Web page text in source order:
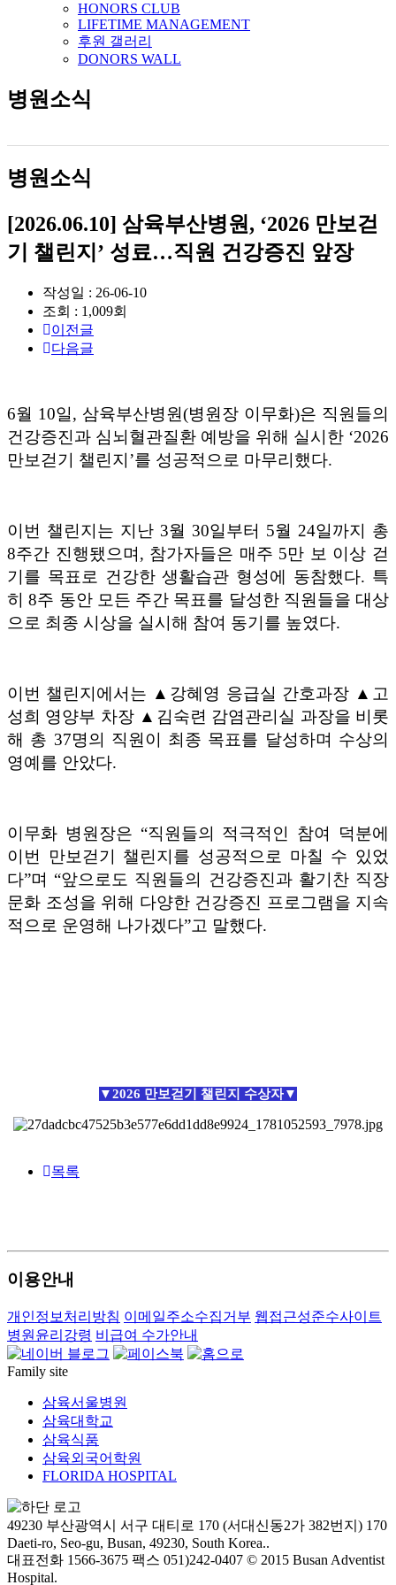
HONORS CLUB
LIFETIME MANAGEMENT
후원 갤러리
DONORS WALL
병원소식
병원소식
[2026.06.10] 삼육부산병원, ‘2026 만보걷
기 챌린지’ 성료…직원 건강증진 앞장
작성일 : 26-06-10
조회 : 1,009회
이전글
다음글
6월 10일, 삼육부산병원(병원장 이무화)은 직원들의
건강증진과 심뇌혈관질환 예방을 위해 실시한 ‘2026
만보걷기 챌린지’를 성공적으로 마무리했다.
이번 챌린지는 지난 3월 30일부터 5월 24일까지 총
8주간 진행됐으며, 참가자들은 매주 5만 보 이상 걷
기를 목표로 건강한 생활습관 형성에 동참했다. 특
히8주 동안 모든 주간 목표를 달성한 직원들을 대상
으로 최종 시상을 실시해 참여 동기를 높였다.
이번 챌린지에서는 ▲ 강혜영 응급실 간호과장 ▲ 고
성희 영양부 차장 ▲ 김숙련 감염관리실 과장을 비롯
해 총 37명의 직원이 최종 목표를 달성하며 수상의
영예를 안았다.
이무화 병원장은 “직원들의 적극적인 참여 덕분에
이번 만보걷기 챌린지를 성공적으로 마칠 수 있었
다”며 “앞으로도 직원들의 건강증진과 활기찬 직장
문화 조성을 위해 다양한 건강증진 프로그램을 지속
적으로 운영해 나가겠다”고 말했다.
▼2026 만보걷기 챌린지 수상자▼
목록
이용안내
개인정보처리방침 이메일주소수집거부 웹접근성준수사이트
병원윤리강령 비급여 수가안내
Family site
삼육서울병원
삼육대학교
삼육식품
삼육외국어학원
FLORIDA HOSPITAL
49230 부산광역시 서구 대티로 170 (서대신동2가 382번지) 170
Daeti-ro, Seo-gu, Busan, 49230, South Korea..
대표전화 1566-3675 팩스 051)242-0407 © 2015 Busan Adventist
Hospital.